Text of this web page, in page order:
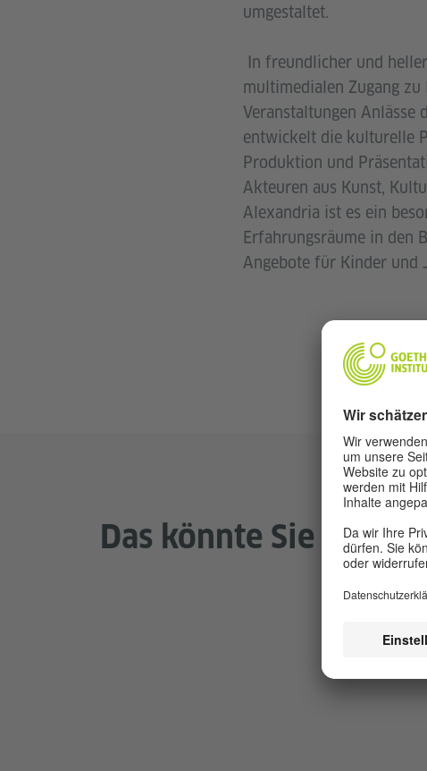
umgestaltet.
In freundlicher und
multimedialen Zugang
Veranstaltungen Anlässe
entwickelt die kulturelle
Produktion und
Akteuren aus Kunst,
Alexandria ist es ein
Erfahrungsräume in den
Angebote für Kinder und
Das könnte Sie